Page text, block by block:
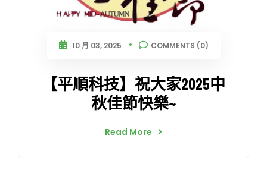
10 月 03, 2025 COMMENTS (0)
【平順科技】祝大家2025中
秋佳節快樂~
Read More